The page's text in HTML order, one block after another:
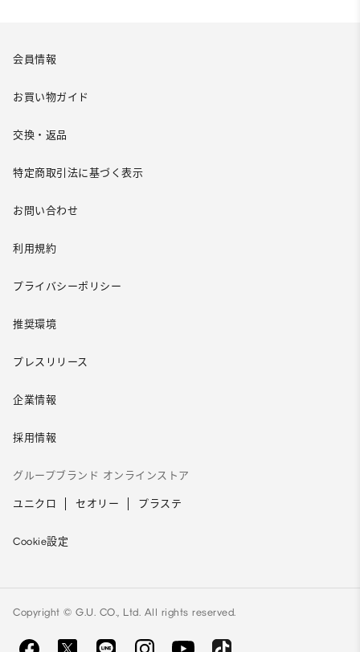
会員情報
お買い物ガイド
交換・返品
特定商取引法に基づく表示
お問い合わせ
利用規約
プライバシーポリシー
推奨環境
プレスリリース
企業情報
採用情報
グループブランド オンラインストア
ユニクロ セオリー プラステ
Cookie設定
Copyright © G.U. CO., Ltd. All rights reserved.